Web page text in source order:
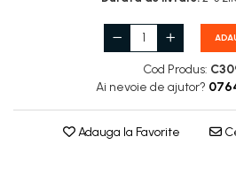
Cod Produs:
Ai nevoie de ajutor?
Adauga la Favorite